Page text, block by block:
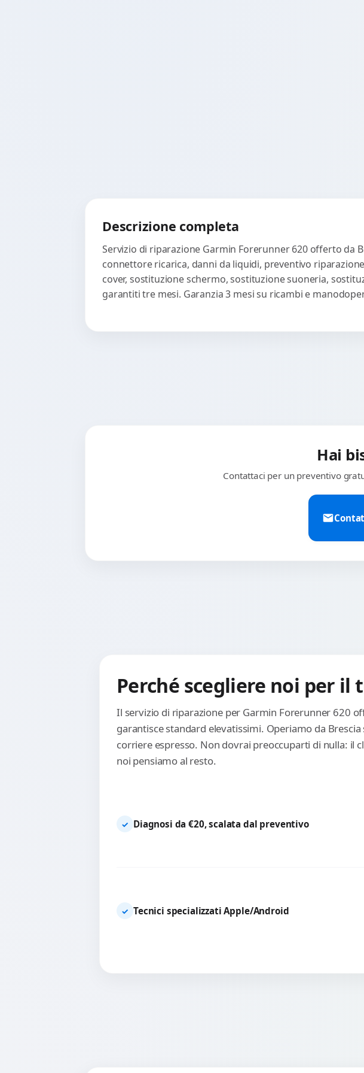
Descrizione completa
Servizio di riparazione Garmin Forerunner 620 offerto da
connettore ricarica, danni da liquidi, preventivo
cover, sostituzione schermo, sostituzione suoneria,
garantiti tre mesi. Garanzia 3 mesi su ricambi e
Hai
Contattaci per un preventivo
Perché scegliere noi per il
Il servizio di riparazione per Garmin Forerunner 620
garantisce standard elevatissimi. Operiamo da
corriere espresso. Non dovrai preoccuparti di nulla: il
noi pensiamo al resto.
✓ Diagnosi da €20, scalata dal preventivo
✓ Tecnici specializzati Apple/Android